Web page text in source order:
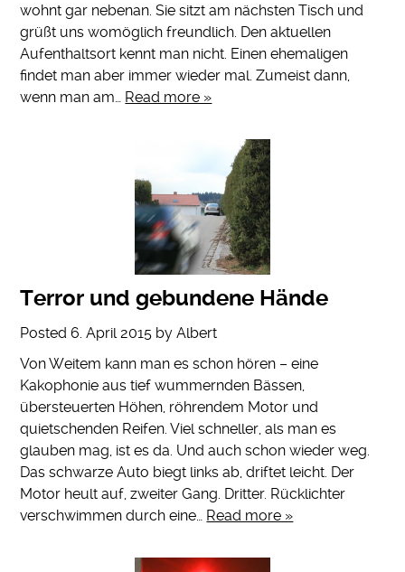
wohnt gar nebenan. Sie sitzt am nächsten Tisch und
grüßt uns womöglich freundlich. Den aktuellen
Aufenthaltsort kennt man nicht. Einen ehemaligen
findet man aber immer wieder mal. Zumeist dann,
wenn man am… Read more »
Terror und gebundene Hände
Posted 6. April 2015 byAlbert
Von Weitem kann man es schon hören – eine
Kakophonie aus tief wummernden Bässen,
übersteuerten Höhen, röhrendem Motor und
quietschenden Reifen. Viel schneller, als man es
glauben mag, ist es da. Und auch schon wieder weg.
Das schwarze Auto biegt links ab, driftet leicht. Der
Motor heult auf, zweiter Gang. Dritter. Rücklichter
verschwimmen durch eine… Read more »